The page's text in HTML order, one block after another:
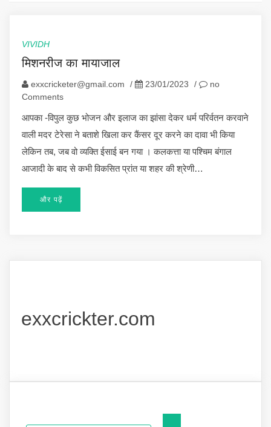
VIVIDH
मिशनरीज का मायाजाल
exxcricketer@gmail.com / 23/01/2023 /
no
Comments
आपका -विपुल कुछ भोजन और इलाज का झांसा देकर धर्म परिर्वतन करवाने
वाली मदर टेरेसा ने बताशे खिला कर कैंसर दूर करने का दावा भी किया
लेकिन तब, जब वो व्यक्ति ईसाई बन गया । कलकत्ता या पश्चिम बंगाल
आजादी के बाद से कभी विकसित प्रांत या शहर की श्रेणी…
और पढ़ें
exxcrickter.com